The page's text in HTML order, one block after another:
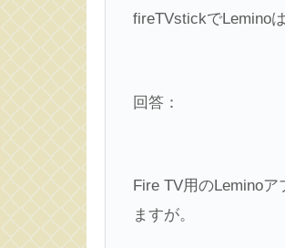
fireTVstickでLemino
回答：
Fire TV用のLemino
ますが。